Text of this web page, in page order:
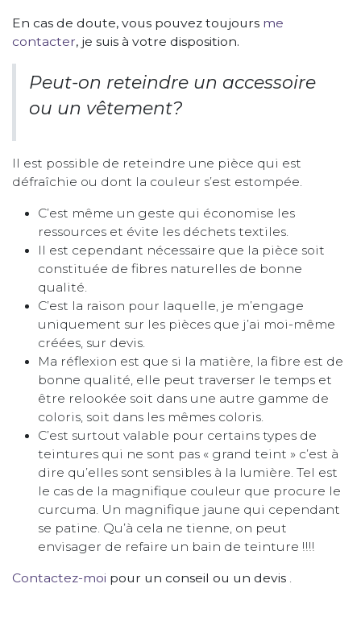
En cas de doute, vous pouvez toujours me
contacter, je suis à votre disposition.
Peut-on reteindre un accessoire
ou un vêtement?
Il est possible de reteindre une pièce qui est
défraîchie ou dont la couleur s’est estompée.
C’est même un geste qui économise les
ressources et évite les déchets textiles.
Il est cependant nécessaire que la pièce soit
constituée de fibres naturelles de bonne
qualité.
C’est la raison pour laquelle, je m’engage
uniquement sur les pièces que j’ai moi-même
créées, sur devis.
Ma réflexion est que si la matière, la fibre est de
bonne qualité, elle peut traverser le temps et
être relookée soit dans une autre gamme de
coloris, soit dans les mêmes coloris.
C’est surtout valable pour certains types de
teintures qui ne sont pas « grand teint » c’est à
dire qu’elles sont sensibles à la lumière. Tel est
le cas de la magnifique couleur que procure le
curcuma. Un magnifique jaune qui cependant
se patine. Qu’à cela ne tienne, on peut
envisager de refaire un bain de teinture !!!!
Contactez-moi pour un conseil ou un devis .